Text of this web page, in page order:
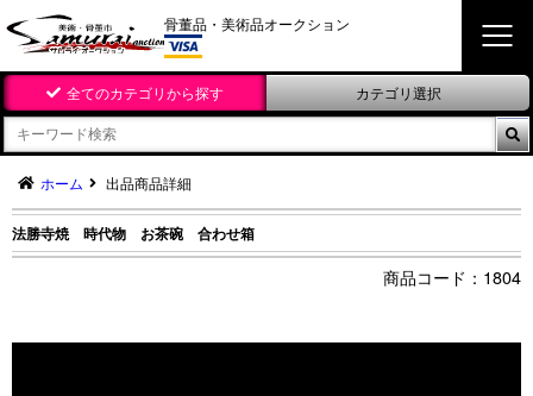
骨董品・美術品オークション
全てのカテゴリから探す カテゴリ選択

ホーム 出品商品詳細
法勝寺焼 時代物 お茶碗 合わせ箱
1804